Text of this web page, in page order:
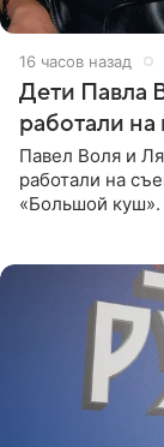
16 часов назад
Дети Павла
работали
Павел Воля и
работали на
«Большой